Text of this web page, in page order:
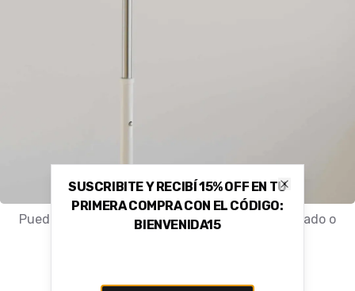
Puede que el producto haya sido movido, eliminado o
Volver a la tienda
SUSCRIBITE Y RECIBÍ 15% OFF EN TU
PRIMERA COMPRA CON EL CÓDIGO:
BIENVENIDA15